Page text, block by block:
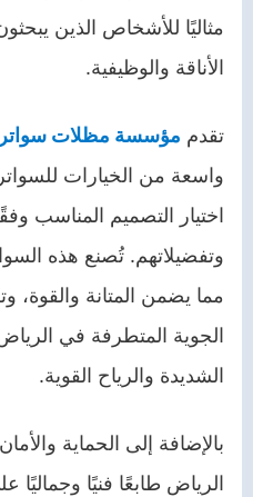
مثاليًا للأشخاص الذين
الأناقة والوظيفية.
تقدم مؤسسة مظلات
واسعة من الخيارات
اختيار التصميم المناسب
وتفضيلاتهم. تُصنع هذه
مما يضمن المتانة والقوة،
الجوية المتطرفة في
الشديدة والرياح القوية.
بالإضافة إلى الحماية
الرياض طابعًا فنيًا